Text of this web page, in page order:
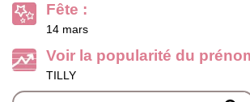
Fête :
14 mars
Voir la popularité du
TILLY